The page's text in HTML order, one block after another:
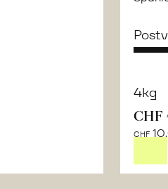
4kg
CHF
CHF